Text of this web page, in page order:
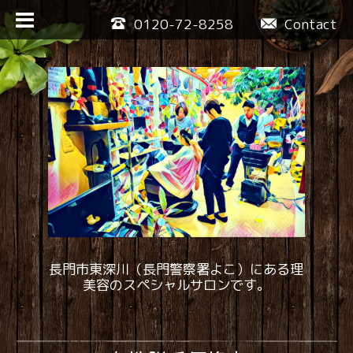
Contact
0120-72-8258
長門市東深川（長門警察署よこ）にある理
美容のスペシャルサロンです。